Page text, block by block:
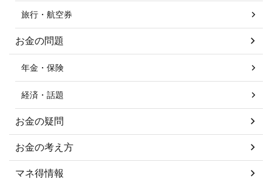
旅行・航空券
お金の問題
年金・保険
経済・話題
お金の疑問
お金の考え方
マネ得情報